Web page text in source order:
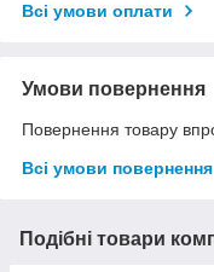
Всі умови оплати
Умови повернення
Повернення товару
Всі умови повернення
Подібні товари